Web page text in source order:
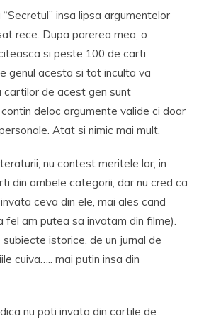
insa lipsa argumentelor
rece. Dupa parerea mea, o
si peste 100 de carti
genul acesta si tot inculta va
cartilor de acest gen sunt
deloc argumente valide ci doar
Atat si nimic mai mult.
nu contest meritele lor, in
din ambele categorii, dar nu cred ca
ceva din ele, mai ales cand
fel am putea sa invatam din filme).
istorice, de un jurnal de
cuiva….. mai putin insa din
nu poti invata din cartile de